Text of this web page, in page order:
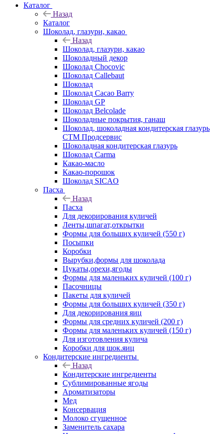
Каталог
Назад
Каталог
Шоколад, глазури, какао
Назад
Шоколад, глазури, какао
Шоколадный декор
Шоколад Chocovic
Шоколад Callebaut
Шоколад
Шоколад Cacao Barry
Шоколад GP
Шоколад Belcolade
Шоколадные покрытия, ганаш
Шоколад, шоколадная кондитерская глазурь
СТМ Продсервис
Шоколадная кондитерская глазурь
Шоколад Carma
Какао-масло
Какао-порошок
Шоколад SICAO
Пасха
Назад
Пасха
Для декорирования куличей
Ленты,шпагат,открытки
Формы для больших куличей (550 г)
Посыпки
Коробки
Вырубки,формы для шоколада
Цукаты,орехи,ягоды
Формы для маленьких куличей (100 г)
Пасочницы
Пакеты для куличей
Формы для больших куличей (350 г)
Для декорирования яиц
Формы для средних куличей (200 г)
Формы для маленьких куличей (150 г)
Для изготовления кулича
Коробки для шок.яиц
Кондитерские ингредиенты
Назад
Кондитерские ингредиенты
Сублимированные ягоды
Ароматизаторы
Мед
Консервация
Молоко сгущенное
Заменитель сахара